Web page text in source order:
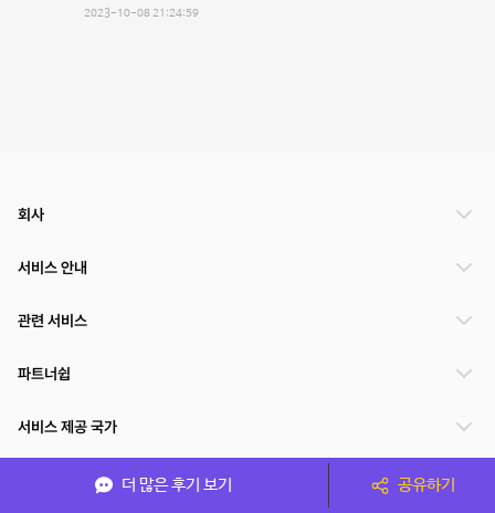
2023-10-08 21:24:59
더 많은 후기 보기 공유하기
회사
서비스 안내
관련 서비스
파트너쉽
서비스 제공 국가